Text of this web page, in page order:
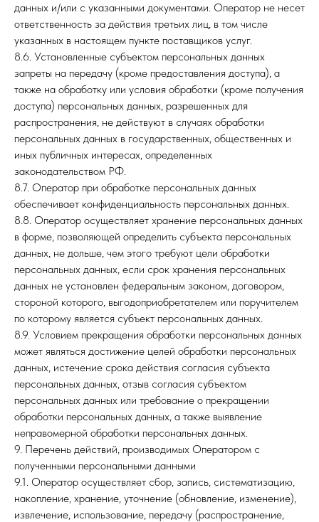
данных и/или с указанными документами. Оператор не несет
ответственность за действия третьих лиц, в том числе
указанных в настоящем пункте поставщиков услуг.
8.6. Установленные субъектом персональных данных
запреты на передачу (кроме предоставления доступа), а
также на обработку или условия обработки (кроме получения
доступа) персональных данных, разрешенных для
распространения, не действуют в случаях обработки
персональных данных в государственных, общественных и
иных публичных интересах, определенных
законодательством РФ.
8.7. Оператор при обработке персональных данных
обеспечивает конфиденциальность персональных данных.
8.8. Оператор осуществляет хранение персональных данных
в форме, позволяющей определить субъекта персональных
данных, не дольше, чем этого требуют цели обработки
персональных данных, если срок хранения персональных
данных не установлен федеральным законом, договором,
стороной которого, выгодоприобретателем или поручителем
по которому является субъект персональных данных.
8.9. Условием прекращения обработки персональных данных
может являться достижение целей обработки персональных
данных, истечение срока действия согласия субъекта
персональных данных, отзыв согласия субъектом
персональных данных или требование о прекращении
обработки персональных данных, а также выявление
неправомерной обработки персональных данных.
9. Перечень действий, производимых Оператором с
полученными персональными данными
9.1. Оператор осуществляет сбор, запись, систематизацию,
накопление, хранение, уточнение (обновление, изменение),
извлечение, использование, передачу (распространение,